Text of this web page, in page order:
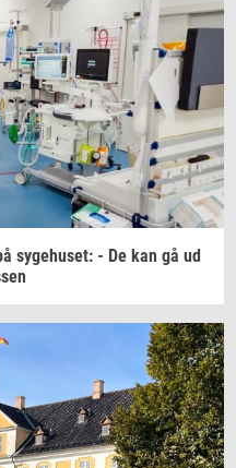
sy­ge­hu­set: - De kan gå ud